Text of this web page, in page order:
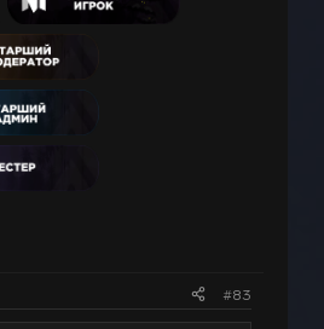
#83